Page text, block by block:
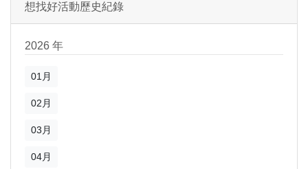
想找好活動歷史紀錄
2026 年
01月
02月
03月
04月